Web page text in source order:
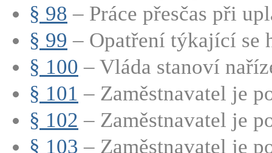
§ 98 – Práce přesčas při
§ 99 – Opatření týkající se
§ 100 – Vláda stanoví
§ 101 – Zaměstnavatel je
§ 102 – Zaměstnavatel je
§ 103 – Zaměstnavatel je